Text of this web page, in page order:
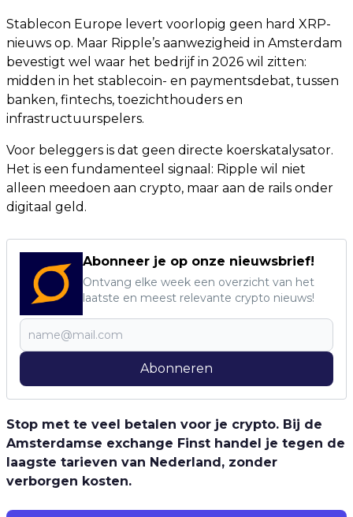
Stablecon Europe levert voorlopig geen hard XRP-
nieuws op. Maar Ripple’s aanwezigheid in Amsterdam
bevestigt wel waar het bedrijf in 2026 wil zitten:
midden in het stablecoin- en paymentsdebat, tussen
banken, fintechs, toezichthouders en
infrastructuurspelers.
Voor beleggers is dat geen directe koerskatalysator.
Het is een fundamenteel signaal: Ripple wil niet
alleen meedoen aan crypto, maar aan de rails onder
digitaal geld.
Abonneer je op onze nieuwsbrief!
Ontvang elke week een overzicht van het
laatste en meest relevante crypto nieuws!
Abonneren
Stop met te veel betalen voor je crypto. Bij de
Amsterdamse exchange Finst handel je tegen de
laagste tarieven van Nederland, zonder
verborgen kosten.